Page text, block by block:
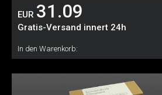
EUR 31.09
Gratis-Versand innert 24h
In den Warenkorb: